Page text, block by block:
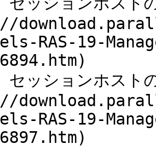
RAS-19-
ッションホスト
RAS-19-